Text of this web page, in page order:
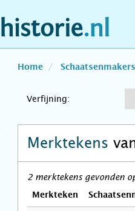
Home Schaatsenmakers
Verfijning:
Merktekens
2 merktekens gevonden
Merkteken